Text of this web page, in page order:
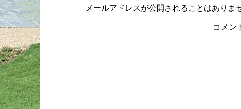
メールアドレスが公開されることはありませ
コメン